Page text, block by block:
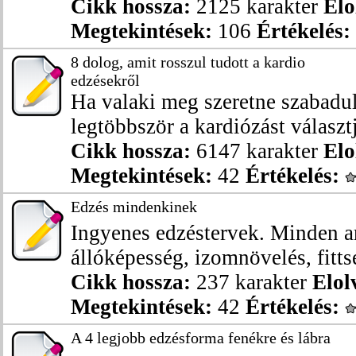
Cikk hossza: 2125 karakter
Megtekintések: 106 Értékelés:
8 dolog, amit rosszul tudott a kardio
edzésekről
Ha valaki meg szeretne
legtöbbször a kardiózást
Cikk hossza: 6147 karakter
Megtekintések: 42 Értékelés:
Edzés mindenkinek
Ingyenes edzéstervek. Minden
állóképesség, izomnövelés,
Cikk hossza: 237 karakter
Megtekintések: 42 Értékelés:
A 4 legjobb edzésforma fenékre és lábra